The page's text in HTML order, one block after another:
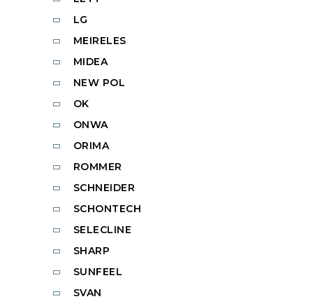
LG
MEIRELES
MIDEA
NEW POL
OK
ONWA
ORIMA
ROMMER
SCHNEIDER
SCHONTECH
SELECLINE
SHARP
SUNFEEL
SVAN